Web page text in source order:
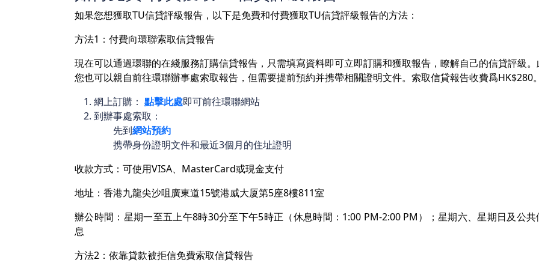
如果您想獲取TU信貸評級報告，以下是免費和付費獲取TU信貸評級報告的方法：
方法1：付費向環聯索取信貸報告
現在可以通過環聯的在綫服務訂購信貸報告，只需填寫資料即可立即訂購和獲取報告，瞭解自己的信貸評級。
您也可以親自前往環聯辦事處索取報告，但需要提前預約并携帶相關證明文件。索取信貸報告收費爲HK$280。
網上訂購： 點擊此處即可前往環聯網站
到辦事處索取：
先到網站預約
携帶身份證明文件和最近3個月的住址證明
收款方式：可使用VISA、MasterCard或現金支付
地址：香港九龍尖沙咀廣東道15號港威大厦第5座8樓811室
辦公時間：星期一至五上午8時30分至下午5時正（休息時間：1:00 PM-2:00 PM）；星期六、星期日及公共
息
方法2：依靠貸款被拒信免費索取信貸報告